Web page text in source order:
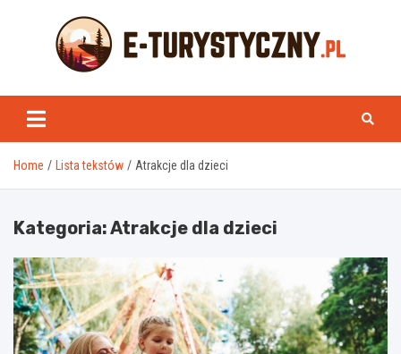
e-turystyczny.pl
Home Lista tekstów Atrakcje dla dzieci
Kategoria:Atrakcje dla dzieci